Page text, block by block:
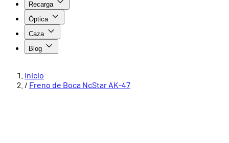
Recarga
Óptica
Caza
Blog
Inicio
/ Freno de Boca NcStar AK-47